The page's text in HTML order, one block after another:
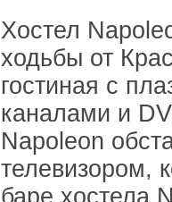
Хостел
ходьбы от
гостиная с
каналами и
Napoleon
телевизором,
баре хостела